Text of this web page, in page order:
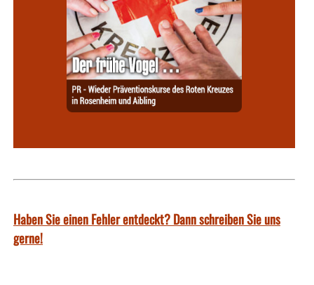
Haben Sie einen Fehler entdeckt? Dann schreiben Sie uns
gerne!